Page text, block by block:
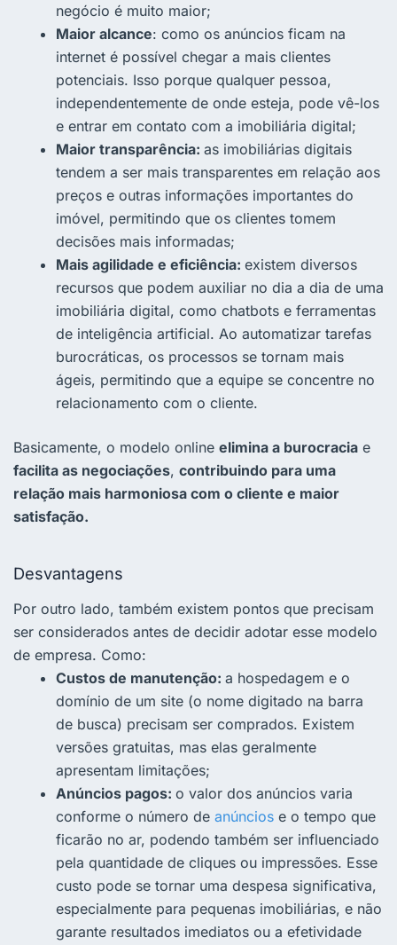
negócio é muito maior;
Maior alcance: como os anúncios ficam na
internet é possível chegar a mais clientes
potenciais. Isso porque qualquer pessoa,
independentemente de onde esteja, pode vê-los
e entrar em contato com a imobiliária digital;
Maior transparência: as imobiliárias digitais
tendem a ser mais transparentes em relação aos
preços e outras informações importantes do
imóvel, permitindo que os clientes tomem
decisões mais informadas;
Mais agilidade e eficiência: existem diversos
recursos que podem auxiliar no dia a dia de uma
imobiliária digital, como chatbots e ferramentas
de inteligência artificial. Ao automatizar tarefas
burocráticas, os processos se tornam mais
ágeis, permitindo que a equipe se concentre no
relacionamento com o cliente.
Basicamente, o modelo online elimina a burocracia e
facilita as negociações, contribuindo para uma
relação mais harmoniosa com o cliente e maior
satisfação.
Desvantagens
Por outro lado, também existem pontos que precisam
ser considerados antes de decidir adotar esse modelo
de empresa. Como:
Custos de manutenção: a hospedagem e o
domínio de um site (o nome digitado na barra
de busca) precisam ser comprados. Existem
versões gratuitas, mas elas geralmente
apresentam limitações;
Anúncios pagos: o valor dos anúncios varia
conforme o número de anúncios e o tempo que
ficarão no ar, podendo também ser influenciado
pela quantidade de cliques ou impressões. Esse
custo pode se tornar uma despesa significativa,
especialmente para pequenas imobiliárias, e não
garante resultados imediatos ou a efetividade